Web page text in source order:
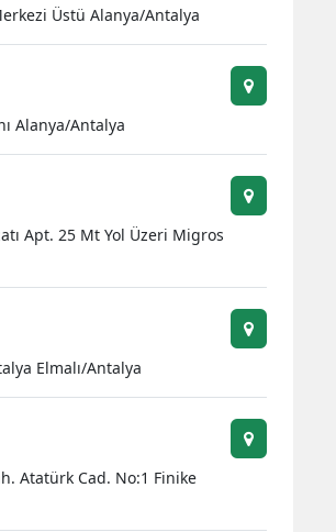
Yozgat
Zonguldak
Bayburt
Kırıkkale
Batman
Iğdır
Üstü Alanya/Antalya
Alanya/Antalya
Apt. 25 Mt Yol Üzeri Migros
Elmalı/Antalya
Atatürk Cad. No:1 Finike